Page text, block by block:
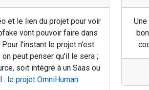
et le lien du projet pour voir
vont pouvoir faire dans
l'instant le projet n'est
peut penser qu'il le sera ;
soit intégré à un Saas ou
: le projet OmniHuman